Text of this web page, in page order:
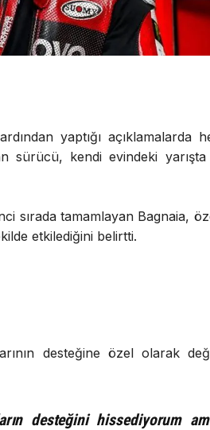
yaptığı açıklamalarda
sürücü, kendi evindeki
sırada tamamlayan Bagnaia,
etkilediğini belirtti.
desteğine özel olarak
desteğini hissediyorum